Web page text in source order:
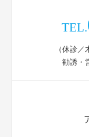
TEL.
（休診
勧誘・